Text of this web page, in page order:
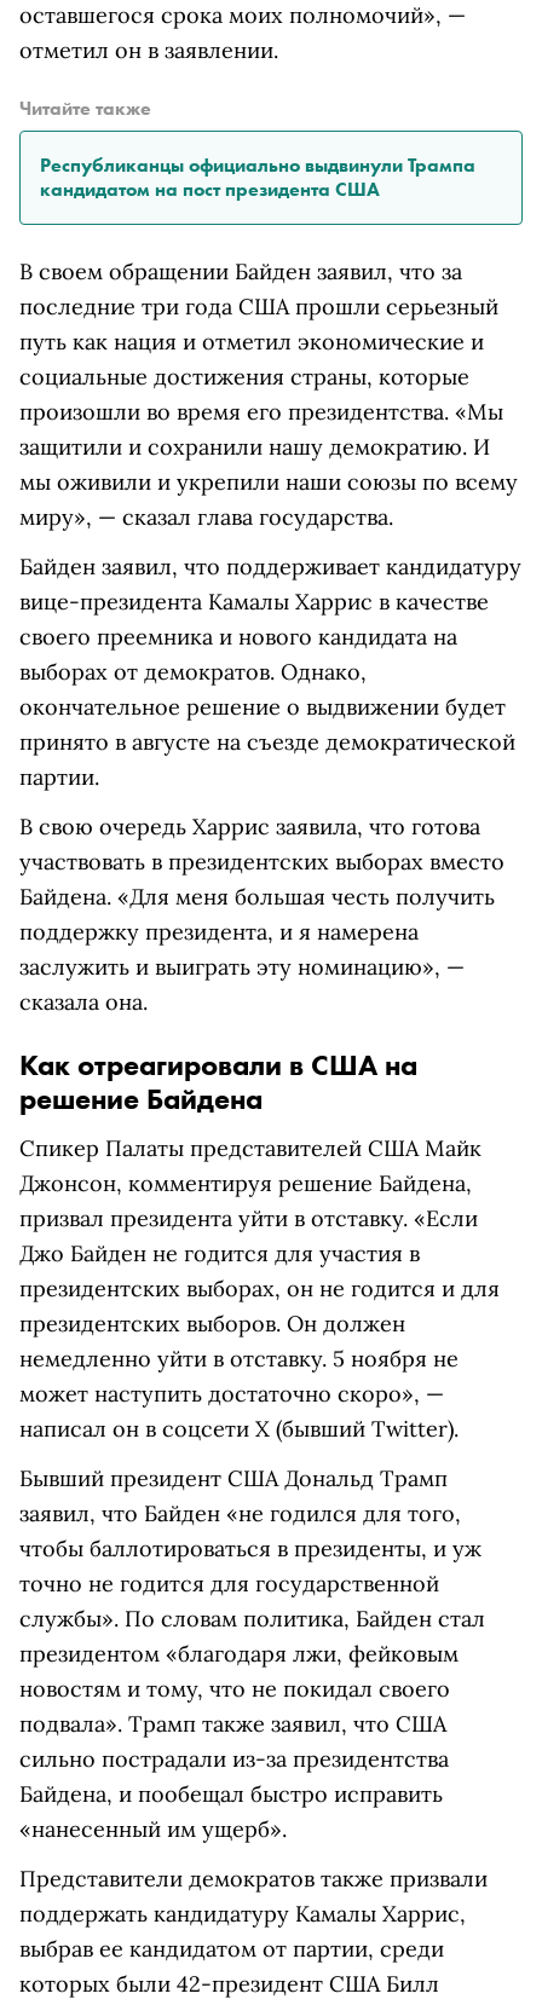
оставшегося срока моих полномочий», —
отметил он в заявлении.
Читайте также
Республиканцы официально выдвинули Трампа
кандидатом на пост президента США
В своем обращении Байден заявил, что за
последние три года США прошли серьезный
путь как нация и отметил экономические и
социальные достижения страны, которые
произошли во время его президентства. «Мы
защитили и сохранили нашу демократию. И
мы оживили и укрепили наши союзы по всему
миру», — сказал глава государства.
Байден заявил, что поддерживает кандидатуру
вице-президента Камалы Харрис в качестве
своего преемника и нового кандидата на
выборах от демократов. Однако,
окончательное решение о выдвижении будет
принято в августе на съезде демократической
партии.
В свою очередь Харрис заявила, что готова
участвовать в президентских выборах вместо
Байдена. «Для меня большая честь получить
поддержку президента, и я намерена
заслужить и выиграть эту номинацию», —
сказала она.
Как отреагировали в США на
решение Байдена
Спикер Палаты представителей США Майк
Джонсон, комментируя решение Байдена,
призвал президента уйти в отставку. «Если
Джо Байден не годится для участия в
президентских выборах, он не годится и для
президентских выборов. Он должен
немедленно уйти в отставку. 5 ноября не
может наступить достаточно скоро», —
написал он в соцсети X (бывший Twitter).
Бывший президент США Дональд Трамп
заявил, что Байден «не годился для того,
чтобы баллотироваться в президенты, и уж
точно не годится для государственной
службы». По словам политика, Байден стал
президентом «благодаря лжи, фейковым
новостям и тому, что не покидал своего
подвала». Трамп также заявил, что США
сильно пострадали из-за президентства
Байдена, и пообещал быстро исправить
«нанесенный им ущерб».
Представители демократов также призвали
поддержать кандидатуру Камалы Харрис,
выбрав ее кандидатом от партии, среди
которых были 42-президент США Билл